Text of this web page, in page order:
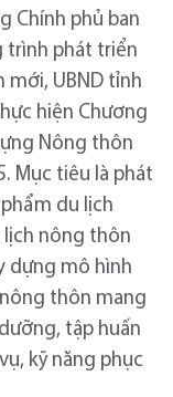
Chính phủ ban
trình phát triển
mới, UBND tỉnh
hiện Chương
Nông thôn
Mục tiêu là phát
du lịch
nông thôn
dựng mô hình
thôn mang
tập huấn
kỹ năng phục